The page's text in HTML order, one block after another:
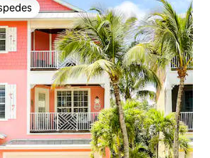
mais apreciados